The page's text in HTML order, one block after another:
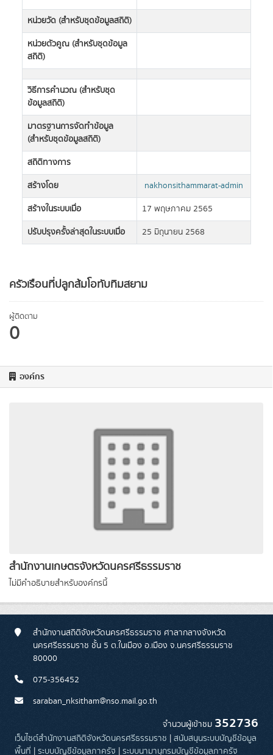
ครัวเรือนที่ปลูกส้มโอทับทิมสยาม
ผู้ติดตาม
0
องค์กร
สำนักงานเกษตรจังหวัดนครศรีธรรมราช
ไม่มีคำอธิบายสำหรับองค์กรนี้
หน่วยวัด (สำหรับชุดข้อมูลสถิติ)
หน่วยตัวคูณ (สำหรับชุดข้อมูล
สถิติ)
วิธีการคำนวณ (สำหรับชุด
ข้อมูลสถิติ)
มาตรฐานการจัดทำข้อมูล
(สำหรับชุดข้อมูลสถิติ)
สถิติทางการ
สร้างโดย
nakhonsithammarat-admin
สร้างในระบบเมื่อ
17 พฤษภาคม 2565
ปรับปรุงครั้งล่าสุดในระบบเมื่อ
25 มิถุนายน 2568
สำนักงานสถิติจังหวัดนครศรีธรรมราช ศาลากลางจังหวัด
นครศรีธรรมราช ชั้น 5 ต.ในเมือง อ.เมือง จ.นครศรีธรรมราช
80000
075-356452
saraban_nksitham@nso.mail.go.th
จำนวนผู้เข้าชม 352736
เว็บไซต์สำนักงานสถิติจังหวัดนครศรีธรรมราช | สนับสนุนระบบบัญชีข้อมูล
พื้นที่ | ระบบบัญชีข้อมูลภาครัฐ | ระบบนามานุกรมบัญชีข้อมูลภาครัฐ